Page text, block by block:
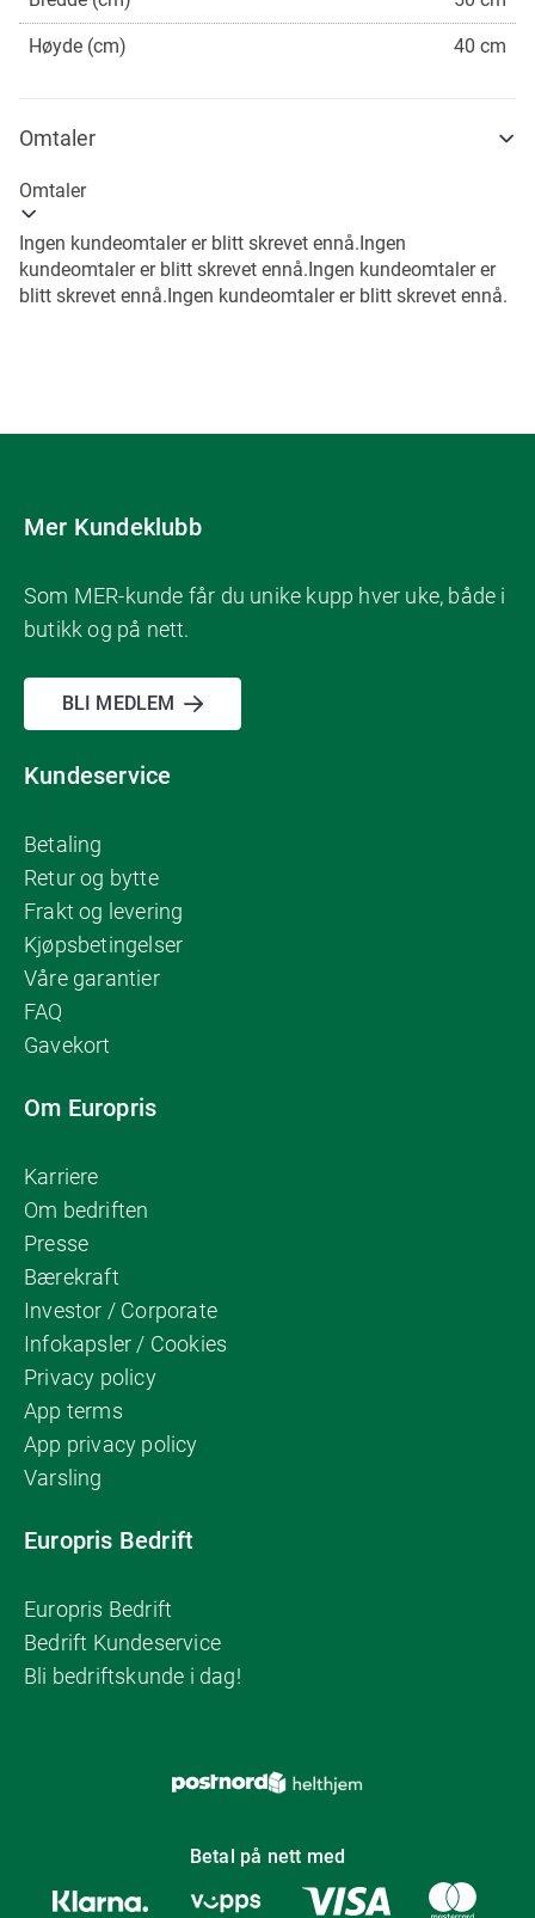
Høyde (cm) 40 cm
Omtaler
Omtaler
Ingen kundeomtaler er blitt skrevet ennå.Ingen
kundeomtaler er blitt skrevet ennå.Ingen kundeomtaler er
blitt skrevet ennå.Ingen kundeomtaler er blitt skrevet ennå.
Mer Kundeklubb
Som MER-kunde får du unike kupp hver uke, både i
butikk og på nett.
BLI MEDLEM
Kundeservice
Betaling
Retur og bytte
Frakt og levering
Kjøpsbetingelser
Våre garantier
FAQ
Gavekort
Om Europris
Karriere
Om bedriften
Presse
Bærekraft
Investor / Corporate
Infokapsler / Cookies
Privacy policy
App terms
App privacy policy
Varsling
Europris Bedrift
Europris Bedrift
Bedrift Kundeservice
Bli bedriftskunde i dag!
Betal på nett med